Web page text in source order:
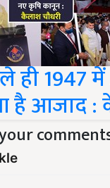
ही 1947
है आजाद :